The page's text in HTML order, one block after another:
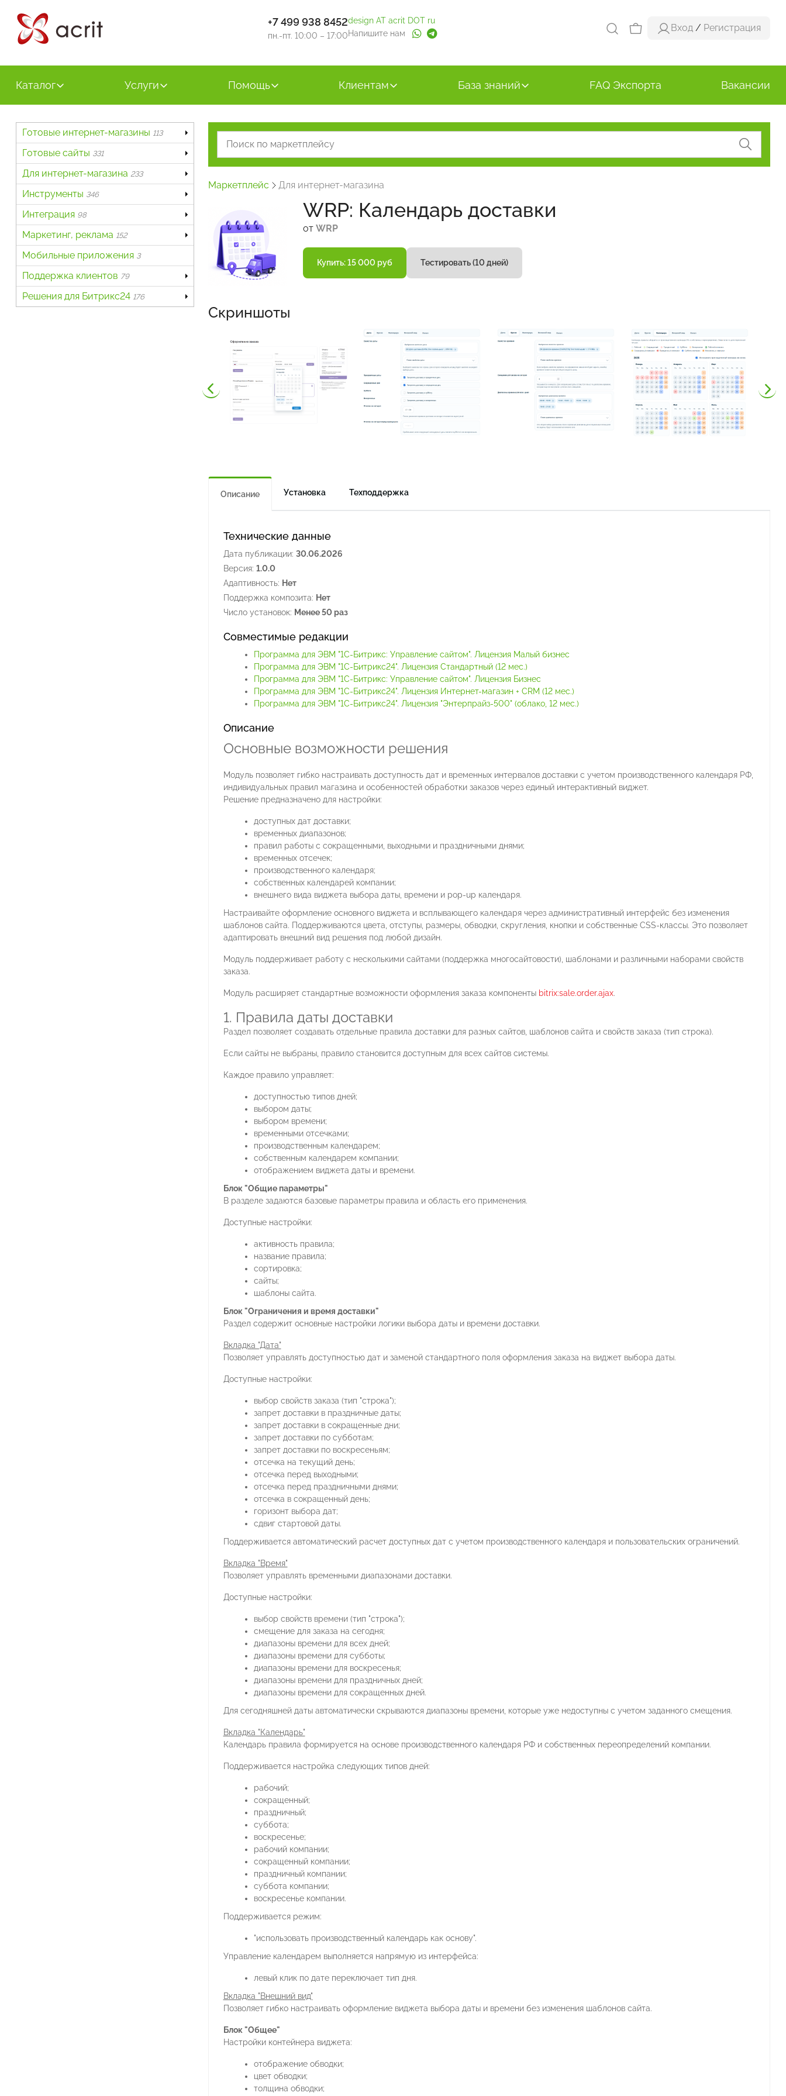
+7 499 938 8452
пн.-пт. 10:00 – 17:00
design AT acrit DOT ru
Напишите нам
Вход / Регистрация
Каталог Услуги Помощь Клиентам База знаний FAQ Экспорта Вакансии
Готовые интернет-магазины 113
Готовые сайты 331
Для интернет-магазина 233
Инструменты 346
Интеграция 98
Маркетинг, реклама 152
Мобильные приложения 3
Поддержка клиентов 79
Решения для Битрикс24 176
Маркетплейс Для интернет-магазина
WRP: Календарь доставки
от WRP
Купить: 15 000 руб Тестировать (10 дней)
Скриншоты
Описание Установка Техподдержка
Технические данные
Дата публикации: 30.06.2026
Версия: 1.0.0
Адаптивность: Нет
Поддержка композита: Нет
Число установок: Менее 50 раз
Совместимые редакции
Программа для ЭВМ "1С-Битрикс: Управление сайтом". Лицензия Малый бизнес
Программа для ЭВМ "1С-Битрикс24". Лицензия Стандартный (12 мес.)
Программа для ЭВМ "1С-Битрикс: Управление сайтом". Лицензия Бизнес
Программа для ЭВМ "1С-Битрикс24". Лицензия Интернет-магазин + CRM (12 мес.)
Программа для ЭВМ "1С-Битрикс24". Лицензия "Энтерпрайз-500" (облако, 12 мес.)
Описание
Основные возможности решения
Модуль позволяет гибко настраивать доступность дат и временных интервалов доставки с учетом производственного календаря РФ,
индивидуальных правил магазина и особенностей обработки заказов через единый интерактивный виджет.
Решение предназначено для настройки:
доступных дат доставки;
временных диапазонов;
правил работы с сокращенными, выходными и праздничными днями;
временных отсечек;
производственного календаря;
собственных календарей компании;
внешнего вида виджета выбора даты, времени и pop-up календаря.
Настраивайте оформление основного виджета и всплывающего календаря через административный интерфейс без изменения
шаблонов сайта. Поддерживаются цвета, отступы, размеры, обводки, скругления, кнопки и собственные CSS-классы. Это позволяет
адаптировать внешний вид решения под любой дизайн.
Модуль поддерживает работу с несколькими сайтами (поддержка многосайтовости), шаблонами и различными наборами свойств
заказа.
Модуль расширяет стандартные возможности оформления заказа компоненты bitrix:sale.order.ajax.
1. Правила даты доставки
Раздел позволяет создавать отдельные правила доставки для разных сайтов, шаблонов сайта и свойств заказа (тип строка).
Если сайты не выбраны, правило становится доступным для всех сайтов системы.
Каждое правило управляет:
доступностью типов дней;
выбором даты;
выбором времени;
временными отсечками;
производственным календарем;
собственным календарем компании;
отображением виджета даты и времени.
Блок "Общие параметры"
В разделе задаются базовые параметры правила и область его применения.
Доступные настройки:
активность правила;
название правила;
сортировка;
сайты;
шаблоны сайта.
Блок "Ограничения и время доставки"
Раздел содержит основные настройки логики выбора даты и времени доставки.
Вкладка "Дата"
Позволяет управлять доступностью дат и заменой стандартного поля оформления заказа на виджет выбора даты.
Доступные настройки:
выбор свойств заказа (тип "строка");
запрет доставки в праздничные даты;
запрет доставки в сокращенные дни;
запрет доставки по субботам;
запрет доставки по воскресеньям;
отсечка на текущий день;
отсечка перед выходными;
отсечка перед праздничными днями;
отсечка в сокращенный день;
горизонт выбора дат;
сдвиг стартовой даты.
Поддерживается автоматический расчет доступных дат с учетом производственного календаря и пользовательских ограничений.
Вкладка "Время"
Позволяет управлять временными диапазонами доставки.
Доступные настройки:
выбор свойств времени (тип "строка");
смещение для заказа на сегодня;
диапазоны времени для всех дней;
диапазоны времени для субботы;
диапазоны времени для воскресенья;
диапазоны времени для праздничных дней;
диапазоны времени для сокращенных дней.
Для сегодняшней даты автоматически скрываются диапазоны времени, которые уже недоступны с учетом заданного смещения.
Вкладка "Календарь"
Календарь правила формируется на основе производственного календаря РФ и собственных переопределений компании.
Поддерживается настройка следующих типов дней:
рабочий;
сокращенный;
праздничный;
суббота;
воскресенье;
рабочий компании;
сокращенный компании;
праздничный компании;
суббота компании;
воскресенье компании.
Поддерживается режим:
"использовать производственный календарь как основу".
Управление календарем выполняется напрямую из интерфейса:
левый клик по дате переключает тип дня.
Вкладка "Внешний вид"
Позволяет гибко настраивать оформление виджета выбора даты и времени без изменения шаблонов сайта.
Блок "Общее"
Настройки контейнера виджета:
отображение обводки;
цвет обводки;
толщина обводки;